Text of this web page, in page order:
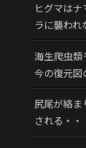
ヒグマは
ラに襲われ
海生爬虫
今の復元図
尻尾が絡
される・・